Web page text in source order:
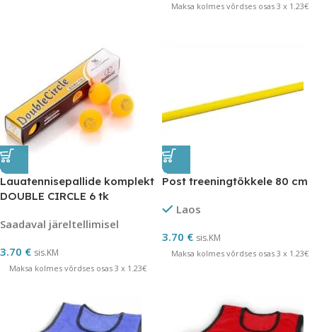
Maksa kolmes võrdses osas 3 x 1.23€
Lauatennisepallide komplekt
DOUBLE CIRCLE 6 tk
Saadaval järeltellimisel
3.70 € sis.KM
Maksa kolmes võrdses osas 3 x 1.23€
Post treeningtõkkele 80 cm
Laos
3.70 € sis.KM
Maksa kolmes võrdses osas 3 x 1.23€